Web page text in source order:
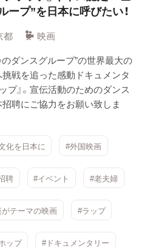
ープ”を日本に呼びたい！
都
映画
ダンスグループ”の世界最大の
戦を追った感動ドキュメンタ
プ』。宣伝活動のためのダンス
聘にご協力をお願い致しま
化を日本に #外国映画
聘 #イベント #老夫婦
テーマの映画 #ラップ
ップ #ドキュメンタリー